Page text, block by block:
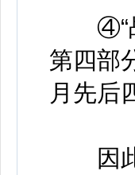
④“战
第四部
月先后
因此